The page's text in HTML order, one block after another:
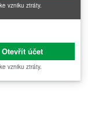
vzniku ztráty.
Otevřít účet
vzniku ztráty.